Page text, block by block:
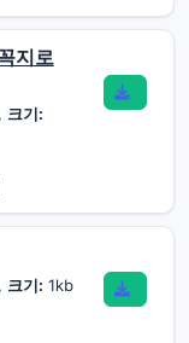
지로
크기:
크기: 1kb